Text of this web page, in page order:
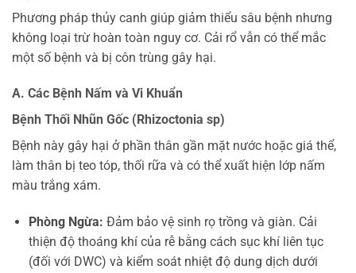
Phương pháp thủy canh giúp giảm thiểu sâu bệnh nhưng
không loại trừ hoàn toàn nguy cơ. Cải rổ vẫn có thể mắc
một số bệnh và bị côn trùng gây hại.
A. Các Bệnh Nấm và Vi Khuẩn
Bệnh Thối Nhũn Gốc (Rhizoctonia sp)
Bệnh này gây hại ở phần thân gần mặt nước hoặc giá thể,
làm thân bị teo tóp, thối rữa và có thể xuất hiện lớp nấm
màu trắng xám.
Phòng Ngừa: Đảm bảo vệ sinh rọ trồng và giàn. Cải
thiện độ thoáng khí của rễ bằng cách sục khí liên tục
(đối với DWC) và kiểm soát nhiệt độ dung dịch dưới